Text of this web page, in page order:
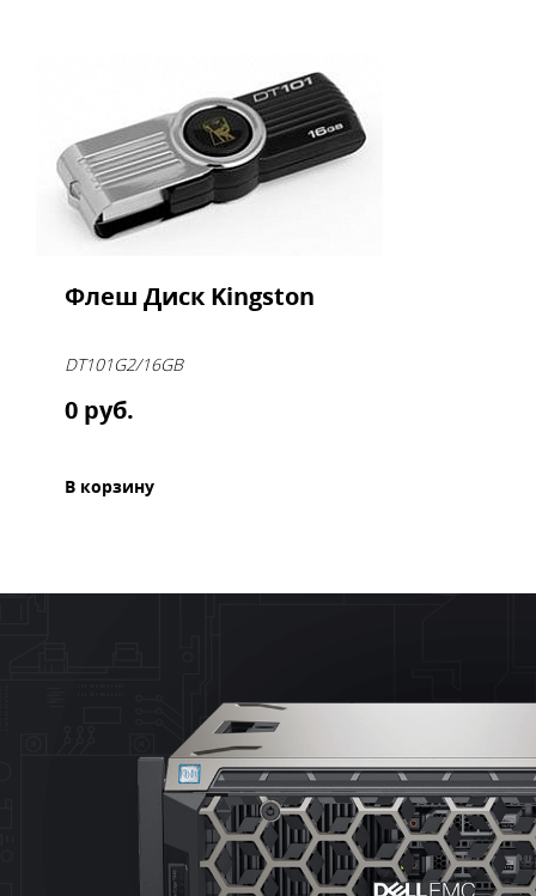
Флеш Диск Kingston
DT101G2/16GB
0 руб.
В корзину